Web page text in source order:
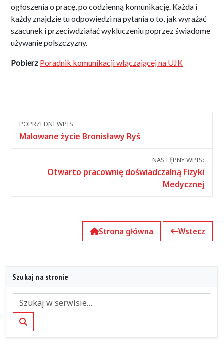
ogłoszenia o pracę, po codzienną komunikację. Każda i
każdy znajdzie tu odpowiedzi na pytania o to, jak wyrażać
szacunek i przeciwdziałać wykluczeniu poprzez świadome
używanie polszczyzny.
Pobierz Poradnik komunikacji włączającej na UJK
Nawigacja
między
POPRZEDNI WPIS:
Malowane życie Bronisławy Ryś
NASTĘPNY WPIS:
Otwarto pracownię doświadczalną Fizyki
Medycznej
Strona główna Wstecz
Szukaj na stronie
Szukaj